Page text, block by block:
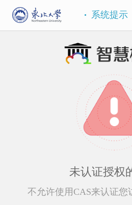
系统提示
未认证授权
不允许使用CAS来认证您